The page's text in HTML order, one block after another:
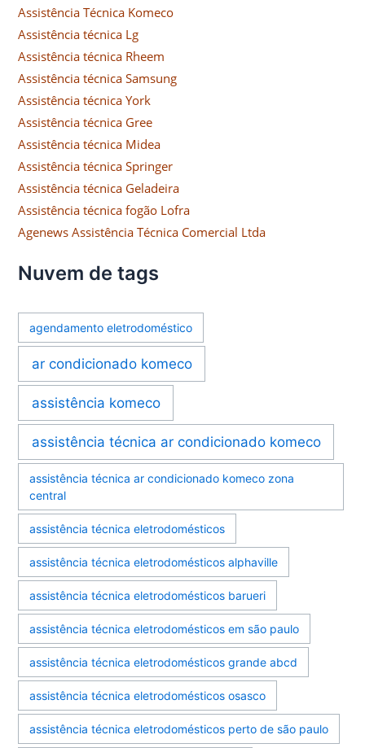
Assistência Técnica Komeco
Assistência técnica Lg
Assistência técnica Rheem
Assistência técnica Samsung
Assistência técnica York
Assistência técnica Gree
Assistência técnica Midea
Assistência técnica Springer
Assistência técnica Geladeira
Assistência técnica fogão Lofra
Agenews Assistência Técnica Comercial Ltda
Nuvem de tags
agendamento eletrodoméstico
ar condicionado komeco
assistência komeco
assistência técnica ar condicionado komeco
assistência técnica ar condicionado komeco zona
central
assistência técnica eletrodomésticos
assistência técnica eletrodomésticos alphaville
assistência técnica eletrodomésticos barueri
assistência técnica eletrodomésticos em são paulo
assistência técnica eletrodomésticos grande abcd
assistência técnica eletrodomésticos osasco
assistência técnica eletrodomésticos perto de são paulo